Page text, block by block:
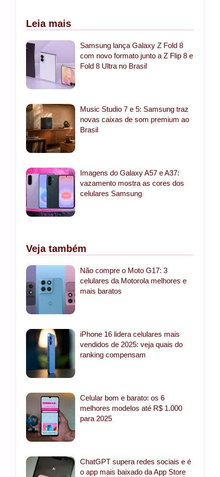
Leia mais
Samsung lança Galaxy Z Fold 8
com novo formato junto a Z Flip 8 e
Fold 8 Ultra no Brasil
Music Studio 7 e 5: Samsung traz
novas caixas de som premium ao
Brasil
Imagens do Galaxy A57 e A37:
vazamento mostra as cores dos
celulares Samsung
Veja também
Não compre o Moto G17: 3
celulares da Motorola melhores e
mais baratos
iPhone 16 lidera celulares mais
vendidos de 2025: veja quais do
ranking compensam
Celular bom e barato: os 6
melhores modelos até R$ 1.000
para 2025
ChatGPT supera redes sociais e é
o app mais baixado da App Store